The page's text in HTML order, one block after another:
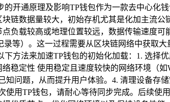
开通原理及影响TP钱包作为一款去中心化
链数据量较大，初始存机尤其是化加主流
负载较高或地理位置较远，数据传输速度
等）。这一过程需要从区块链网络中获取
方法来加速TP钱包的初始化加载：1. 选择
稳定性 使用稳定且速度较快的网络环境（
问题，从而提升用户体验。4. 清理设备存
用TP钱包，请耐心等待同步完成。后续使